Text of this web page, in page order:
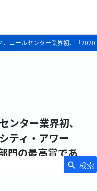
検索
、コールセンター業界初、「
ンター業界初、
ティ・アワー
門の最高賞であ
メント大賞」を